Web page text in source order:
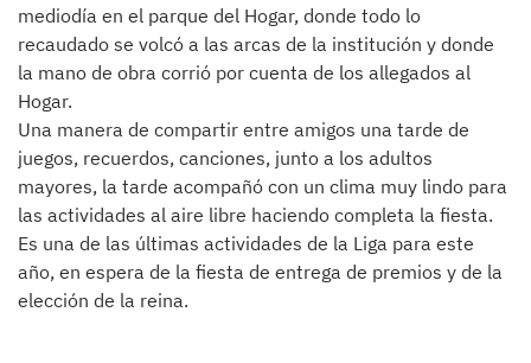
mediodía en el parque del Hogar, donde todo lo
recaudado se volcó a las arcas de la institución y donde
la mano de obra corrió por cuenta de los allegados al
Hogar.
Una manera de compartir entre amigos una tarde de
juegos, recuerdos, canciones, junto a los adultos
mayores, la tarde acompañó con un clima muy lindo para
las actividades al aire libre haciendo completa la fiesta.
Es una de las últimas actividades de la Liga para este
año, en espera de la fiesta de entrega de premios y de la
elección de la reina.